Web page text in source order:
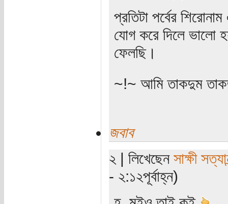
প্রতিটা পর্বের
যোগ করে দিলে ভালো
ফেলছি।
~!~ আমি তাকদুম
জবাব
২ | লিখেছেন সাক্ষী
- ২:১২পূর্বাহ্ন)